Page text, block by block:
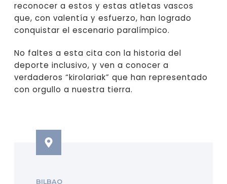
reconocer a estos y estas atletas vascos
que, con valentía y esfuerzo, han logrado
conquistar el escenario paralímpico.
No faltes a esta cita con la historia del
deporte inclusivo, y ven a conocer a
verdaderos “kirolariak” que han representado
con orgullo a nuestra tierra.
BILBAO